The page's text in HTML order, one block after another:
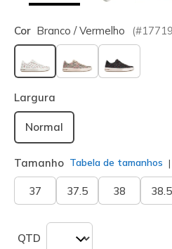
Cor Branco / Vermelho (#
selecionado
Largura
Normal
Tamanho Tabela de tamanhos
37 37.5 38 38.5
QTD